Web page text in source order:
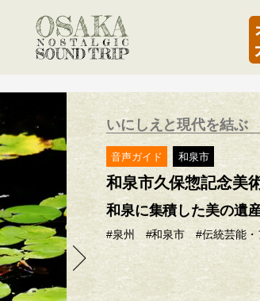
いにしえと現代を結
音声ガイド 和泉市
和泉市久保惣記念美
和泉に集積した美の遺
#泉州 #和泉市 #伝統芸能・